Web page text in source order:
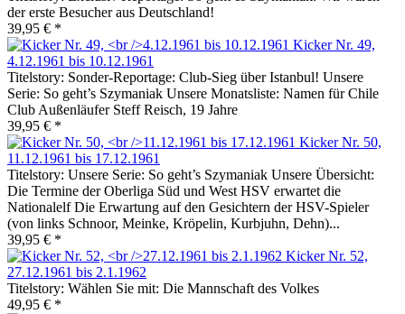
der erste Besucher aus Deutschland!
39,95 € *
Kicker Nr. 49,
4.12.1961 bis 10.12.1961
Titelstory: Sonder-Reportage: Club-Sieg über Istanbul! Unsere
Serie: So geht’s Szymaniak Unsere Monatsliste: Namen für Chile
Club Außenläufer Steff Reisch, 19 Jahre
39,95 € *
Kicker Nr. 50,
11.12.1961 bis 17.12.1961
Titelstory: Unsere Serie: So geht’s Szymaniak Unsere Übersicht:
Die Termine der Oberliga Süd und West HSV erwartet die
Nationalelf Die Erwartung auf den Gesichtern der HSV-Spieler
(von links Schnoor, Meinke, Kröpelin, Kurbjuhn, Dehn)...
39,95 € *
Kicker Nr. 52,
27.12.1961 bis 2.1.1962
Titelstory: Wählen Sie mit: Die Mannschaft des Volkes
49,95 € *